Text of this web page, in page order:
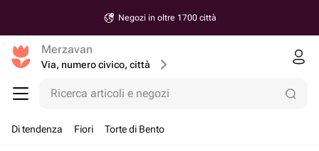
Negozi in oltre 1700 città
Merzavan
Via, numero civico, città
Ricerca articoli e negozi
Di tendenza Fiori Torte di Bento